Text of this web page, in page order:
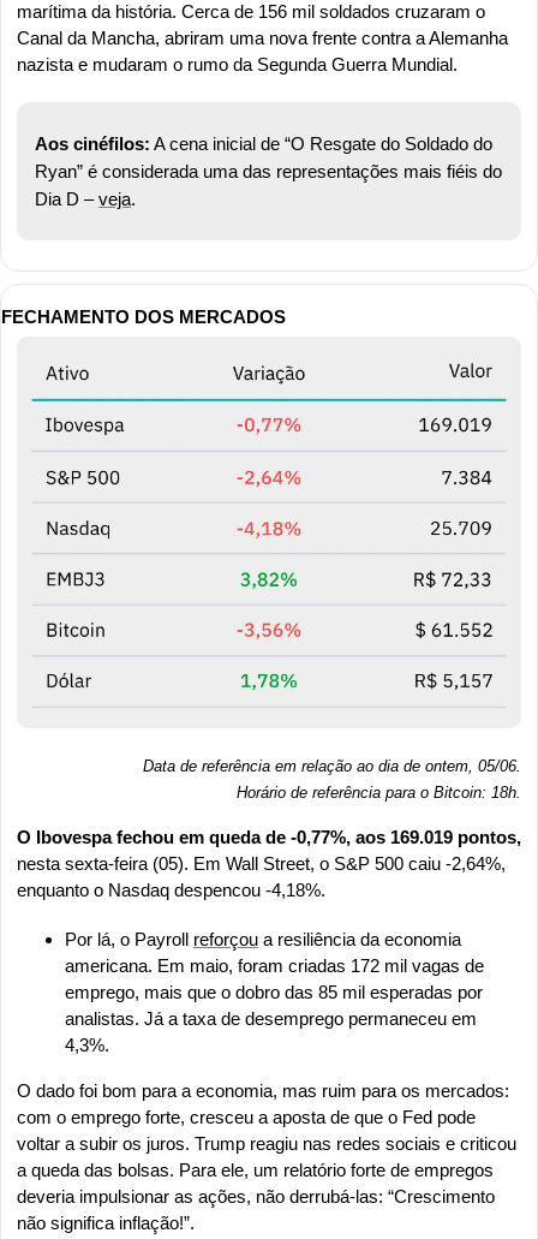
marítima da história. Cerca de 156 mil soldados cruzaram o
Canal da Mancha, abriram uma nova frente contra a Alemanha
nazista e mudaram o rumo da Segunda Guerra Mundial.
Aos cinéfilos: A cena inicial de “O Resgate do Soldado do
Ryan” é considerada uma das representações mais fiéis do
Dia D – veja.
FECHAMENTO DOS MERCADOS
Data de referência em relação ao dia de ontem, 05/06.
Horário de referência para o Bitcoin: 18h.
O Ibovespa fechou em queda de -0,77%, aos 169.019 pontos,
nesta sexta-feira (05). Em Wall Street, o S&P 500 caiu -2,64%,
enquanto o Nasdaq despencou -4,18%.
Por lá, o Payroll reforçou a resiliência da economia
americana. Em maio, foram criadas 172 mil vagas de
emprego, mais que o dobro das 85 mil esperadas por
analistas. Já a taxa de desemprego permaneceu em
4,3%.
O dado foi bom para a economia, mas ruim para os mercados:
com o emprego forte, cresceu a aposta de que o Fed pode
voltar a subir os juros. Trump reagiu nas redes sociais e criticou
a queda das bolsas. Para ele, um relatório forte de empregos
deveria impulsionar as ações, não derrubá-las: “Crescimento
não significa inflação!”.